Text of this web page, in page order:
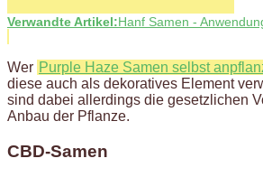
Verwandte Artikel:Hanf Samen -
Wer Purple Haze Samen selbst
diese auch als dekoratives Element
sind dabei allerdings die gesetzlichen
Anbau der Pflanze.
CBD-Samen